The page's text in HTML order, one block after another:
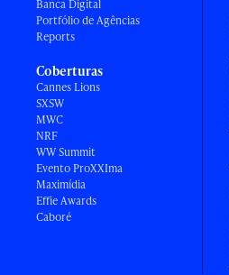
Banca Digital
Portfólio de Agências
Reports
Coberturas
Cannes Lions
SXSW
MWC
NRF
WW Summit
Evento ProXXIma
Maximídia
Effie Awards
Caboré